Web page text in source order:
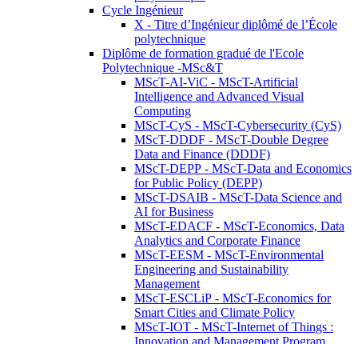
Cycle Ingénieur
X - Titre d’Ingénieur diplômé de l’École
polytechnique
Diplôme de formation gradué de l'Ecole
Polytechnique -MSc&T
MScT-AI-ViC - MScT-Artificial
Intelligence and Advanced Visual
Computing
MScT-CyS - MScT-Cybersecurity (CyS)
MScT-DDDF - MScT-Double Degree
Data and Finance (DDDF)
MScT-DEPP - MScT-Data and Economics
for Public Policy (DEPP)
MScT-DSAIB - MScT-Data Science and
AI for Business
MScT-EDACF - MScT-Economics, Data
Analytics and Corporate Finance
MScT-EESM - MScT-Environmental
Engineering and Sustainability
Management
MScT-ESCLiP - MScT-Economics for
Smart Cities and Climate Policy
MScT-IOT - MScT-Internet of Things :
Innovation and Management Program